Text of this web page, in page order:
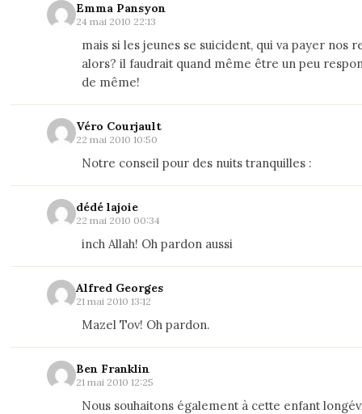
Emma Pansyon
24 mai 2010 22:13
mais si les jeunes se suicident, qui va payer nos
alors? il faudrait quand même être un peu
de même!
Véro Courjault
22 mai 2010 10:50
Notre conseil pour des nuits tranquilles :
dédé lajoie
22 mai 2010 00:34
inch Allah! Oh pardon aussi
Alfred Georges
21 mai 2010 13:12
Mazel Tov! Oh pardon.
Ben Franklin
21 mai 2010 12:25
Nous souhaitons également à cette enfant